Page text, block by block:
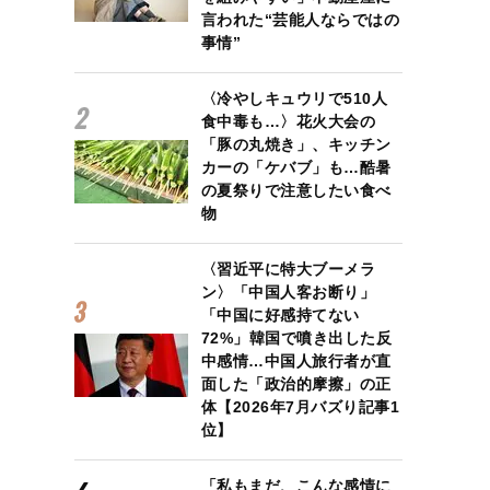
言われた“芸能人ならではの
事情”
〈冷やしキュウリで510人
食中毒も…〉花火大会の
「豚の丸焼き」、キッチン
カーの「ケバブ」も…酷暑
の夏祭りで注意したい食べ
物
〈習近平に特大ブーメラ
ン〉「中国人客お断り」
「中国に好感持てない
72%」韓国で噴き出した反
中感情…中国人旅行者が直
面した「政治的摩擦」の正
体【2026年7月バズり記事1
位】
「私もまだ、こんな感情に